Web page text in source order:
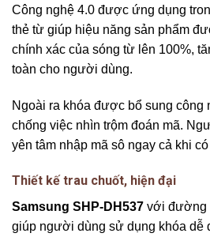
Công nghệ 4.0 được ứng dụng
thẻ từ giúp hiệu năng sản phẩm
chính xác của sóng từ lên 100%,
toàn cho người dùng.
Ngoài ra khóa được bổ sung công
chống việc nhìn trộm đoán mã.
yên tâm nhập mã sô ngay cả khi
Thiết kế trau chuốt, hiện đại
Samsung SHP-DH537 với đường
giúp người dùng sử dụng khóa dễ